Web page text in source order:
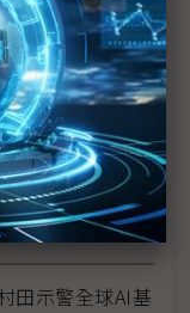
支持AI算力
歐元AI私部門
田示警全球AI基